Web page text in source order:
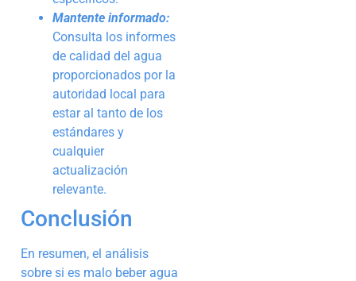
Mantente informado:
Consulta los informes
de calidad del agua
proporcionados por la
autoridad local para
estar al tanto de los
estándares y
cualquier
actualización
relevante.
Conclusión
En resumen, el análisis
sobre si es malo beber agua